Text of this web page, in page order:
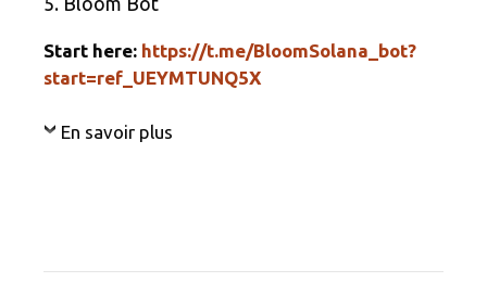
Start here: https://t.me/BloomSolana_bot?
start=ref_UEYMTUNQ5X
En savoir plus